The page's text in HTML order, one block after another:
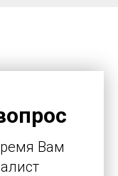
Вам